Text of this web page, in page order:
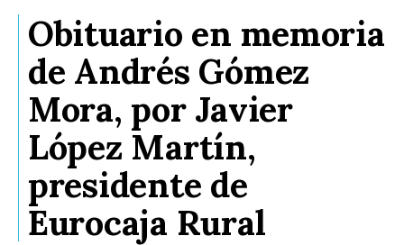
Obituario en memoria
de Andrés Gómez
Mora, por Javier
López Martín,
presidente de
Eurocaja Rural